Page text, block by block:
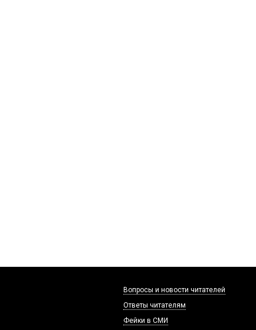
Вопросы и новости читателей
Ответы читателям
Фейки в СМИ